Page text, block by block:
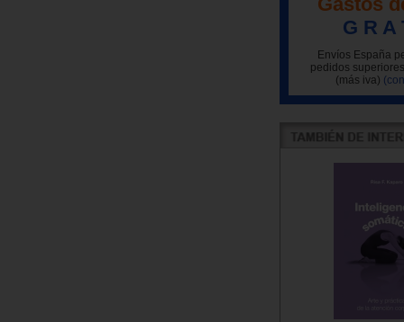
G R A
Envíos España
pedidos
(más iva)